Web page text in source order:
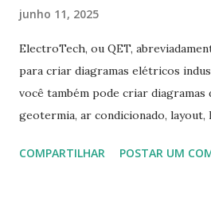
junho 11, 2025
ElectroTech, ou QET,
para criar diagramas elétricos
você também pode criar diagramas
geotermia, ar condicionado, layout,
Na última versão 0.100, a coleção
COMPARTILHAR POSTAR UM